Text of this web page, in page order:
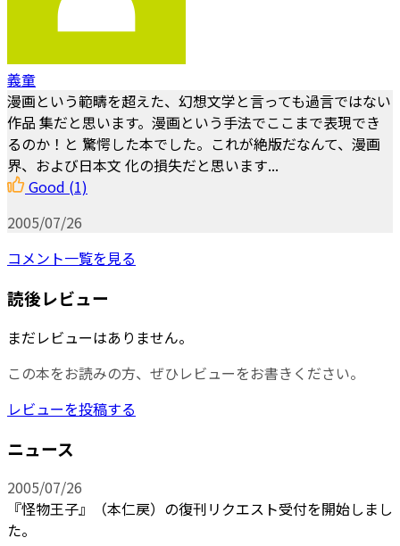
義童
漫画という範疇を超えた、幻想文学と言っても過言ではない
作品 集だと思います。漫画という手法でここまで表現でき
るのか！と 驚愕した本でした。これが絶版だなんて、漫画
界、および日本文 化の損失だと思います...
Good (1)
2005/07/26
コメント一覧を見る
読後レビュー
まだレビューはありません。
この本をお読みの方、ぜひレビューをお書きください。
レビューを投稿する
ニュース
2005/07/26
『怪物王子』（本仁戻）の復刊リクエスト受付を開始しまし
た。